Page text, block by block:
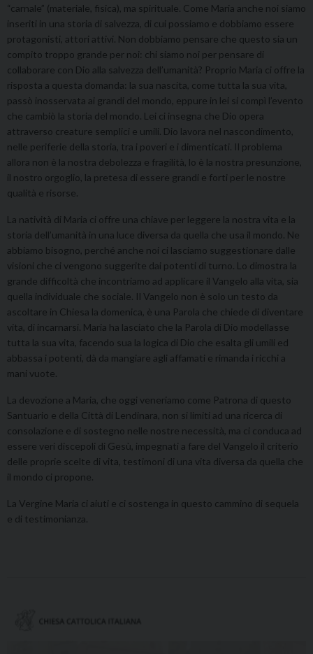
“carnale” (materiale, fisica), ma spirituale. Come Maria anche noi siamo
inseriti in una storia di salvezza, di cui possiamo e dobbiamo essere
protagonisti, attori attivi. Non dobbiamo pensare che questo sia un
compito troppo grande per noi: chi siamo noi per pensare di
collaborare con Dio alla salvezza dell’umanità? Proprio Maria ci offre la
risposta a questa domanda: la sua nascita, come tutta la sua vita,
passò inosservata ai grandi del mondo, eppure in lei si compì l’evento
che cambiò la storia del mondo. Lei ci insegna che Dio opera
attraverso creature semplici e umili. Dio lavora nel nascondimento,
nelle periferie della storia, tra i poveri e i dimenticati. Il problema
allora non è la nostra debolezza e fragilità, lo è la nostra presunzione,
il nostro orgoglio, la pretesa di essere grandi e forti per le nostre
qualità e risorse.
La natività di Maria ci offre una chiave per leggere la nostra vita e la
storia dell’umanità in una luce diversa da quella che usa il mondo. Ne
abbiamo bisogno, perché anche noi ci lasciamo suggestionare dalle
visioni che ci vengono suggerite dai potenti di turno. Lo dimostra la
grande difficoltà che incontriamo ad applicare il Vangelo alla vita, sia
quella individuale che sociale. Il Vangelo non è solo un testo da
ascoltare in Chiesa la domenica, è una Parola che chiede di diventare
vita, di incarnarsi. Maria ha lasciato che la Parola di Dio modellasse
tutta la sua vita, facendo sua la logica di Dio che esalta gli umili ed
abbassa i potenti, dà da mangiare agli affamati e rimanda i ricchi a
mani vuote.
La devozione a Maria, che oggi veneriamo come Patrona di questo
Santuario e della Città di Lendinara, non si limiti ad una ricerca di
consolazione e di sostegno nelle nostre necessità, ma ci conduca ad
essere veri discepoli di Gesù, impegnati a fare del Vangelo il criterio
delle proprie scelte di vita, testimoni di una vita diversa da quella che
il mondo ci propone.
La Vergine Maria ci aiuti e ci sostenga in questo cammino di sequela
e di testimonianza.